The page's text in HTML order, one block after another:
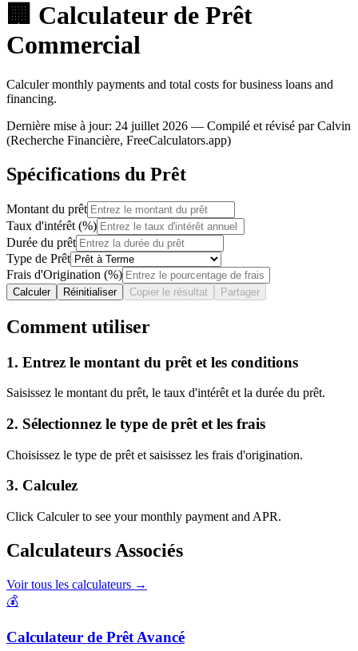
🏢 Calculateur de Prêt
Commercial
Calculer monthly payments and total costs for business loans and
financing.
Dernière mise à jour: 24 juillet 2026 — Compilé et révisé par Calvin
(Recherche Financière, FreeCalculators.app)
Spécifications du Prêt
Montant du prêt
Taux d'intérêt (%)
Durée du prêt
Type de Prêt
Frais d'Origination (%)
Calculer Réinitialiser Copier le résultat Partager
Comment utiliser
1. Entrez le montant du prêt et les conditions
Saisissez le montant du prêt, le taux d'intérêt et la durée du prêt.
2. Sélectionnez le type de prêt et les frais
Choisissez le type de prêt et saisissez les frais d'origination.
3. Calculez
Click Calculer to see your monthly payment and APR.
Calculateurs Associés
Voir tous les calculateurs →
💰
Calculateur de Prêt Avancé